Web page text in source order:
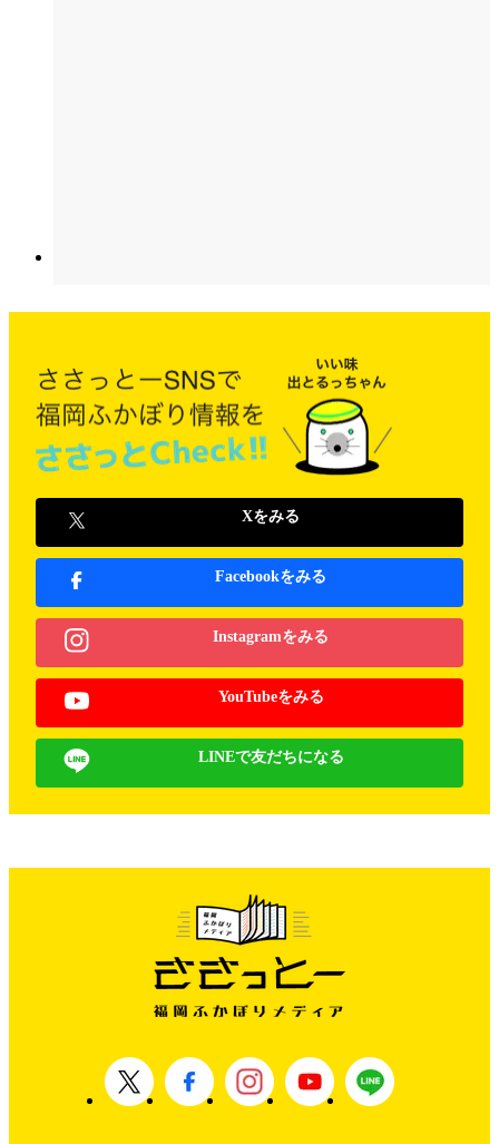
Xをみる
Facebookをみる
Instagramをみる
YouTubeをみる
LINEで友だちになる